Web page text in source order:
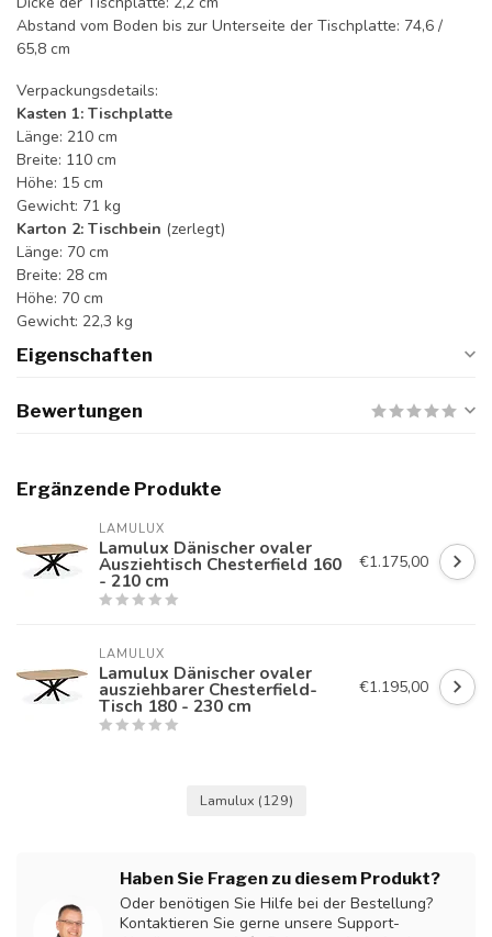
Abstand vom Boden bis zur Unterseite der Tischplatte: 74,6 /
65,8 cm
Verpackungsdetails:
Kasten 1: Tischplatte
Länge: 210 cm
Breite: 110 cm
Höhe: 15 cm
Gewicht: 71 kg
Karton 2: Tischbein (zerlegt)
Länge: 70 cm
Breite: 28 cm
Höhe: 70 cm
Gewicht: 22,3 kg
Eigenschaften
Bewertungen
Ergänzende Produkte
LAMULUX
Lamulux Dänischer ovaler
Ausziehtisch Chesterfield 160
- 210 cm
€1.175,00
LAMULUX
Lamulux Dänischer ovaler
ausziehbarer Chesterfield-
Tisch 180 - 230 cm
€1.195,00
Lamulux (129)
Haben Sie Fragen zu diesem Produkt?
Oder benötigen Sie Hilfe bei der Bestellung?
Kontaktieren Sie gerne unsere Support-